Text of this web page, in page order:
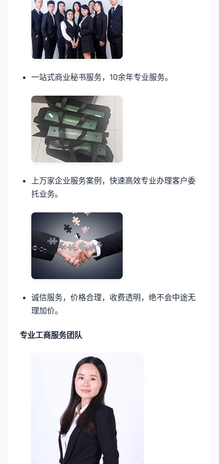
一站式商业秘书服务，10余年专业服务。
上万家企业服务案例，快速高效专业办理客户委
托业务。
诚信服务，价格合理，收费透明，绝不会中途无
理加价。
专业工商服务团队